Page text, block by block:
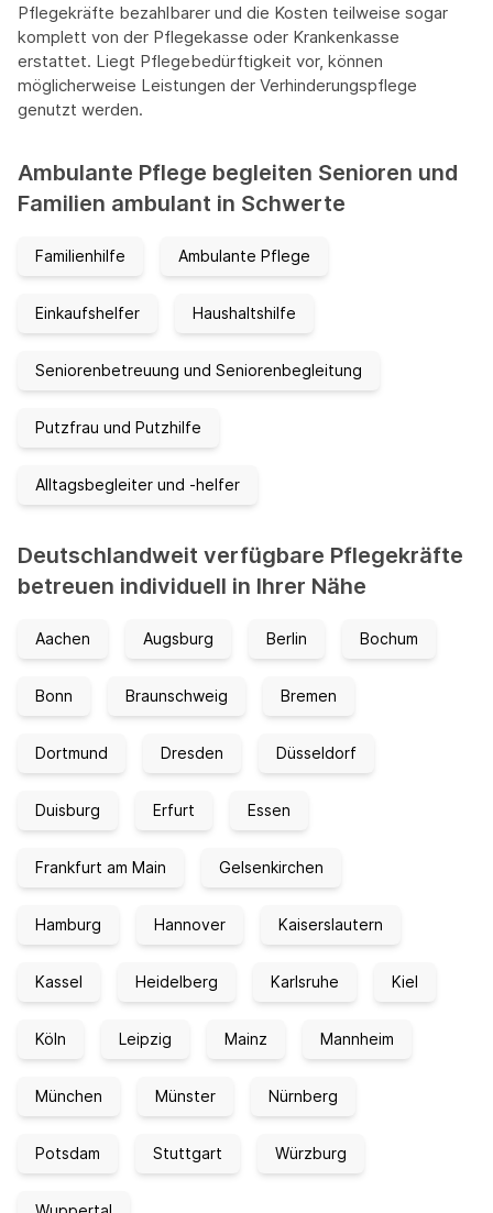
Pflegekräfte bezahlbarer und die Kosten teilweise sogar
komplett von der Pflegekasse oder Krankenkasse
erstattet. Liegt Pflegebedürftigkeit vor, können
möglicherweise Leistungen der Verhinderungspflege
genutzt werden.
Ambulante Pflege begleiten Senioren und
Familien ambulant in Schwerte
Familienhilfe Ambulante Pflege
Einkaufshelfer Haushaltshilfe
Seniorenbetreuung und Seniorenbegleitung
Putzfrau und Putzhilfe
Alltagsbegleiter und -helfer
Deutschlandweit verfügbare Pflegekräfte
betreuen individuell in Ihrer Nähe
Aachen Augsburg Berlin Bochum
Bonn Braunschweig Bremen
Dortmund Dresden Düsseldorf
Duisburg Erfurt Essen
Frankfurt am Main Gelsenkirchen
Hamburg Hannover Kaiserslautern
Kassel Heidelberg Karlsruhe Kiel
Köln Leipzig Mainz Mannheim
München Münster Nürnberg
Potsdam Stuttgart Würzburg